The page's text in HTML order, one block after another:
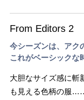
From Editors 2
今シーズンは、アク
これがベーシックな
大胆なサイズ感に斬
も見える色柄の服